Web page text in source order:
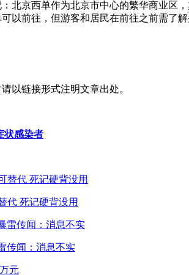
北京西单作为北京市中心的繁华商业区
以前往，但游客和居民在前往之前需了
以链接形式注明文章出处。
状感染者
代 死记硬背没用
传闻：消息不实